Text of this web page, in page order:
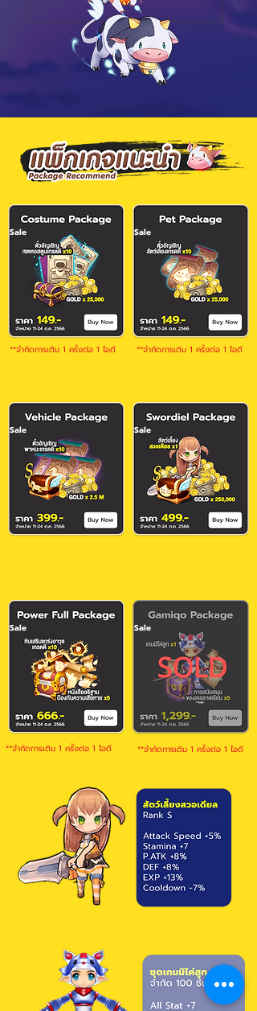
Sale
Sale
Sale
Sale
Sale
Sale
**จำกัดการเติม 1 ครั้งต่อ 1 ไอดี
**จำกัดการเติม 1 ครั้งต่อ 1 ไอดี
**จำกัดการเติม 1 ครั้งต่อ 1 ไอดี
**จำกัดการเติม 1 ครั้งต่อ 1 ไอดี